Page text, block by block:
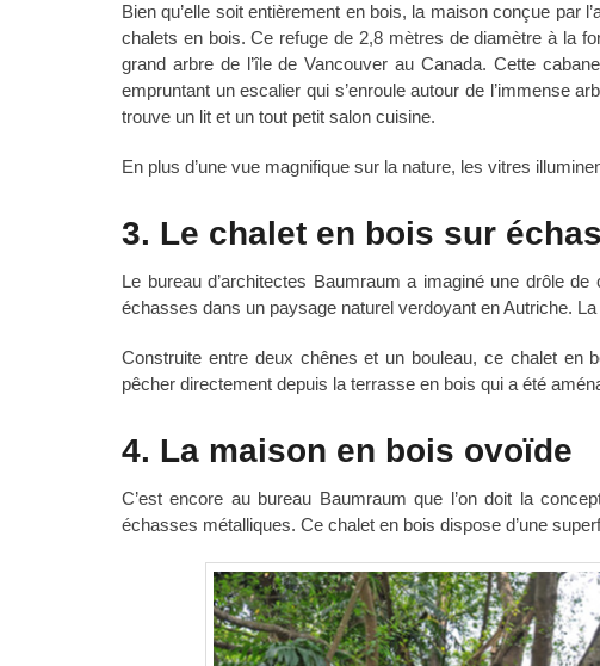
Bien qu’elle soit entièrement en bois, la maison conçue par
chalets en bois. Ce refuge de 2,8 mètres de diamètre à la
grand arbre de l’île de Vancouver au Canada. Cette
empruntant un escalier qui s’enroule autour de l’immense
trouve un lit et un tout petit salon cuisine.
En plus d’une vue magnifique sur la nature, les vitres
3. Le chalet en bois sur
Le bureau d’architectes Baumraum a imaginé une drôle
échasses dans un paysage naturel verdoyant en Autriche.
Construite entre deux chênes et un bouleau, ce chalet en
pêcher directement depuis la terrasse en bois qui a été
4. La maison en bois ovoïde
C’est encore au bureau Baumraum que l’on doit la
échasses métalliques. Ce chalet en bois dispose d’une